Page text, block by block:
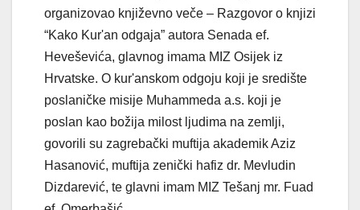
organizovao književno veče – Razgovor o knjizi
“Kako Kur'an odgaja” autora Senada ef.
Heveševića, glavnog imama MIZ Osijek iz
Hrvatske. O kur'anskom odgoju koji je središte
poslaničke misije Muhammeda a.s. koji je
poslan kao božija milost ljudima na zemlji,
govorili su zagrebački muftija akademik Aziz
Hasanović, muftija zenički hafiz dr. Mevludin
Dizdarević, te glavni imam MIZ Tešanj mr. Fuad